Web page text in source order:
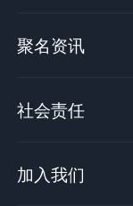
聚名资讯
社会责任
加入我们